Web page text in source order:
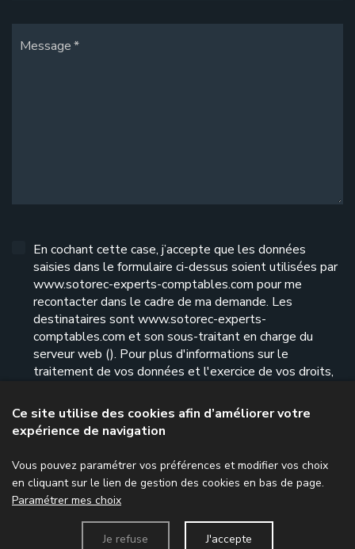
Message
En cochant cette case, j’accepte que les données
saisies dans le formulaire ci-dessus soient utilisées par
www.sotorec-experts-comptables.com pour me
recontacter dans le cadre de ma demande. Les
destinataires sont www.sotorec-experts-
comptables.com et son sous-traitant en charge du
serveur web (). Pour plus d'informations sur le
traitement de vos données et l'exercice de vos droits,
Envoyer le formulaire
Ce site utilise des cookies afin d’améliorer votre
expérience de navigation
Vous pouvez paramétrer vos préférences et modifier vos choix
en cliquant sur le lien de gestion des cookies en bas de page.
Paramétrer mes choix
Je refuse J'accepte